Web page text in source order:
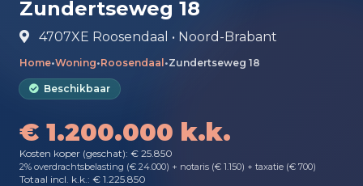
Zundertseweg 18
4707XE Roosendaal • Noord-Brabant
Home•Woning•Roosendaal •Zundertseweg 18
Beschikbaar
€ 1.200.000 k.k.
Kosten koper (geschat): € 25.850
2% overdrachtsbelasting (€ 24.000) + notaris (€ 1.150) + taxatie (€ 700)
Totaal incl. k.k.: € 1.225.850